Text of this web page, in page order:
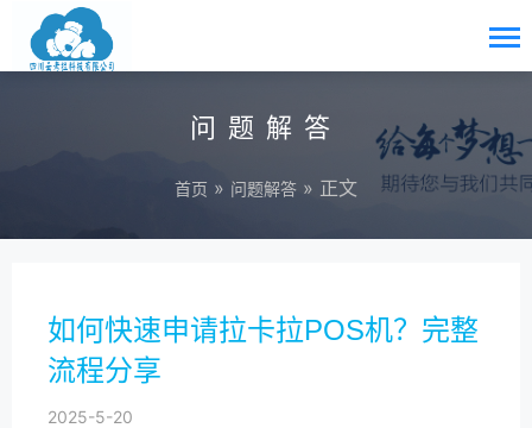
问题解答
首页 » 问题解答 » 正文
如何快速申请拉卡拉POS机？完整
流程分享
2025-5-20